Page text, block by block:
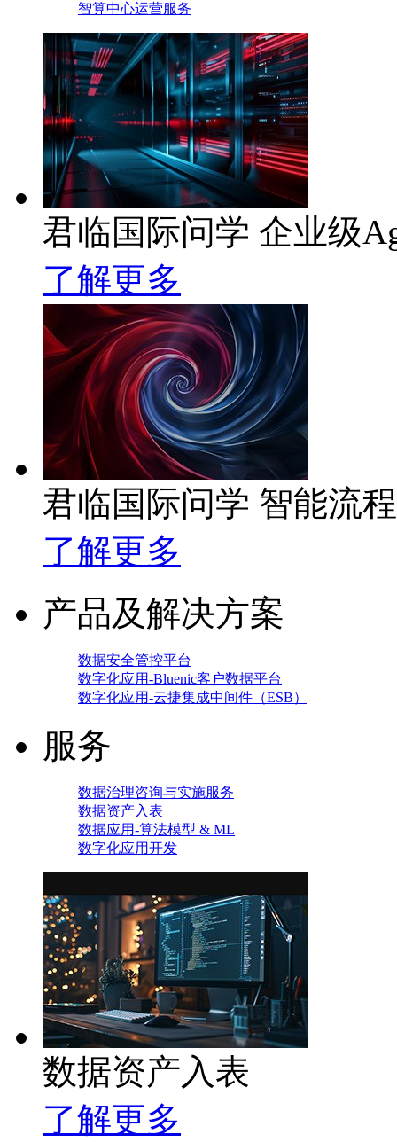
智算中心运营服务
君临国际问学 企业级
了解更多
君临国际问学 智能流
了解更多
产品及解决方案
数据安全管控平台
数字化应用-Bluenic客户数据平台
数字化应用-云捷集成中间件（ESB）
服务
数据治理咨询与实施服务
数据资产入表
数据应用-算法模型 & ML
数字化应用开发
数据资产入表
了解更多